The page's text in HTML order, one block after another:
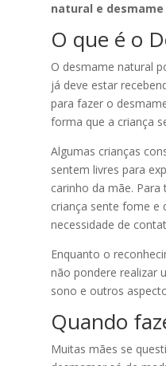
natural e
O que é o
O desmame natural
já deve estar
para fazer o
forma que a criança
Algumas crianças
sentem livres para
carinho da mãe.
criança sente fome e
necessidade de
Enquanto o
não pondere realizar
sono e outros
Quando
Muitas mães se